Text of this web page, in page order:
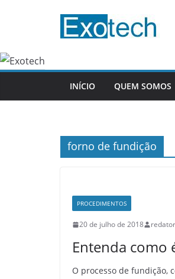
conteúdo
INÍCIO QUEM SOMOS
forno de fundição
PROCEDIMENTOS
20 de julho de 2018 redator
Entenda como
O processo de fundição,